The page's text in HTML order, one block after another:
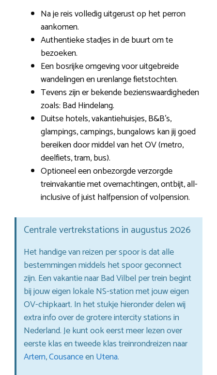
Na je reis volledig uitgerust op het perron
aankomen.
Authentieke stadjes in de buurt om te
bezoeken.
Een bosrijke omgeving voor uitgebreide
wandelingen en urenlange fietstochten.
Tevens zijn er bekende bezienswaardigheden
zoals: Bad Hindelang.
Duitse hotels, vakantiehuisjes, B&B’s,
glampings, campings, bungalows kan jij goed
bereiken door middel van het OV (metro,
deelfiets, tram, bus).
Optioneel een onbezorgde verzorgde
treinvakantie met overnachtingen, ontbijt, all-
inclusive of juist halfpension of volpension.
Centrale vertrekstations in augustus 2026
Het handige van reizen per spoor is dat alle
bestemmingen middels het spoor geconnect
zijn. Een vakantie naar Bad Vilbel per trein begint
bij jouw eigen lokale NS-station met jouw eigen
OV-chipkaart. In het stukje hieronder delen wij
extra info over de grotere intercity stations in
Nederland. Je kunt ook eerst meer lezen over
eerste klas en tweede klas treinrondreizen naar
Artern,Cousanceen Utena.